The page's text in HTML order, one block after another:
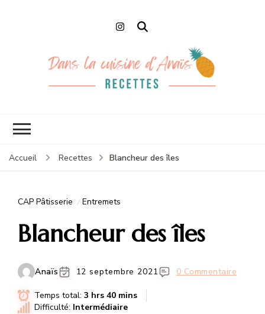
Accueil Recettes Blancheur des îles
CAP Pâtisserie Entremets
Blancheur des îles
Anaïs 12 septembre 2021 0 Commentaire
Temps total: 3 hrs 40 mins
Difficulté: Intermédiaire